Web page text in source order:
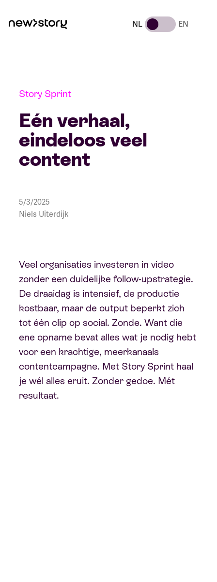
NL EN
Story Sprint
Eén verhaal,
eindeloos veel
content
5/3/2025
Niels Uiterdijk
Veel organisaties investeren in video
zonder een duidelijke follow-upstrategie.
De draaidag is intensief, de productie
kostbaar, maar de output beperkt zich
tot één clip op social. Zonde. Want die
ene opname bevat alles wat je nodig hebt
voor een krachtige, meerkanaals
contentcampagne. Met Story Sprint haal
je wél alles eruit. Zonder gedoe. Mét
resultaat.